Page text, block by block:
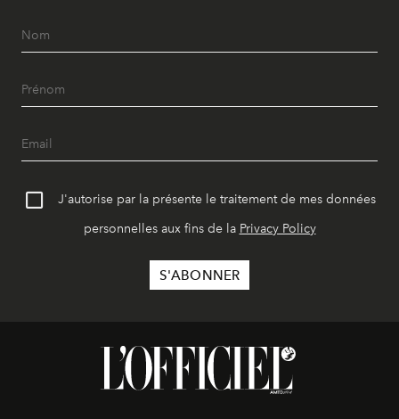
J'autorise par la présente le traitement de mes données
personnelles aux fins de la Privacy Policy